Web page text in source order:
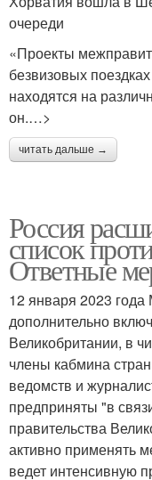
очереди
«Проекты
безвизовых
находятся на
он.…>
читать дальше →
Россия
список
Ответные
12 января 2023
дополнительно
Великобритании, в
члены кабмина
ведомств и
предприняты "в
правительства
активно применять
ведет интенсивную